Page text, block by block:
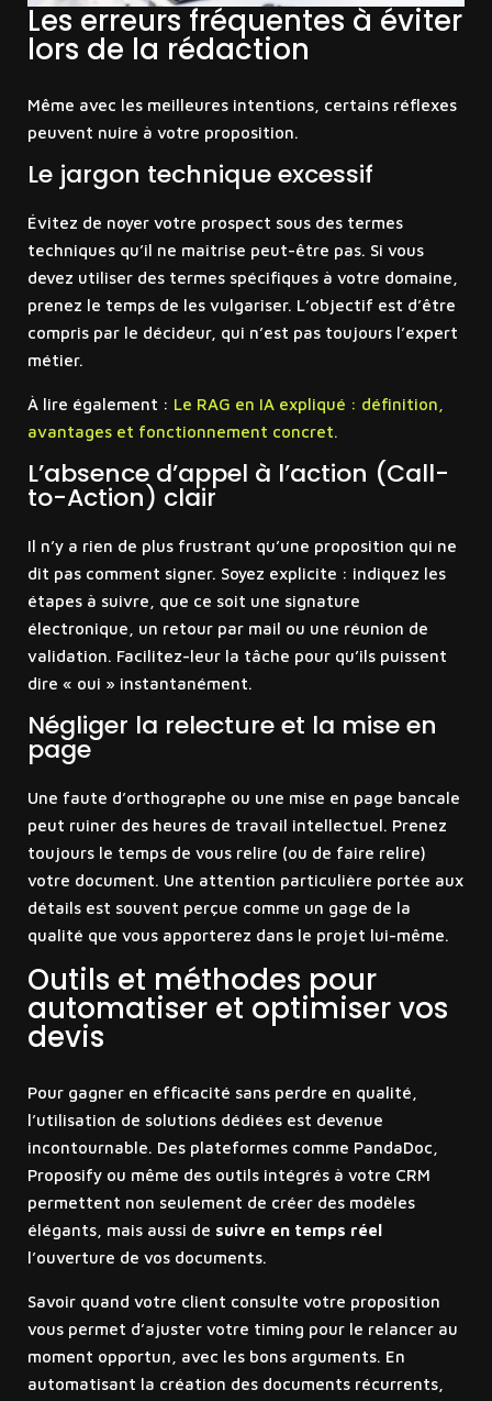
Les erreurs fréquentes à éviter
lors de la rédaction
Même avec les meilleures intentions, certains réflexes
peuvent nuire à votre proposition.
Le jargon technique excessif
Évitez de noyer votre prospect sous des termes
techniques qu’il ne maîtrise peut-être pas. Si vous
devez utiliser des termes spécifiques à votre domaine,
prenez le temps de les vulgariser. L’objectif est d’être
compris par le décideur, qui n’est pas toujours l’expert
métier.
À lire également : Le RAG en IA expliqué : définition,
avantages et fonctionnement concret.
L’absence d’appel à l’action (Call-
to-Action) clair
Il n’y a rien de plus frustrant qu’une proposition qui ne
dit pas comment signer. Soyez explicite : indiquez les
étapes à suivre, que ce soit une signature
électronique, un retour par mail ou une réunion de
validation. Facilitez-leur la tâche pour qu’ils puissent
dire « oui » instantanément.
Négliger la relecture et la mise en
page
Une faute d’orthographe ou une mise en page bancale
peut ruiner des heures de travail intellectuel. Prenez
toujours le temps de vous relire (ou de faire relire)
votre document. Une attention particulière portée aux
détails est souvent perçue comme un gage de la
qualité que vous apporterez dans le projet lui-même.
Outils et méthodes pour
automatiser et optimiser vos
devis
Pour gagner en efficacité sans perdre en qualité,
l’utilisation de solutions dédiées est devenue
incontournable. Des plateformes comme PandaDoc,
Proposify ou même des outils intégrés à votre CRM
permettent non seulement de créer des modèles
élégants, mais aussi de suivre en temps réel
l’ouverture de vos documents.
Savoir quand votre client consulte votre proposition
vous permet d’ajuster votre timing pour le relancer au
moment opportun, avec les bons arguments. En
automatisant la création des documents récurrents,